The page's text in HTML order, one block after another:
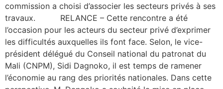
commission a choisi d’associer les secteurs privés à ses
travaux. RELANCE – Cette rencontre a été
l’occasion pour les acteurs du secteur privé d’exprimer
les difficultés auxquelles ils font face. Selon, le vice-
président délégué du Conseil national du patronat du
Mali (CNPM), Sidi Dagnoko, il est temps de ramener
l’économie au rang des priorités nationales. Dans cette